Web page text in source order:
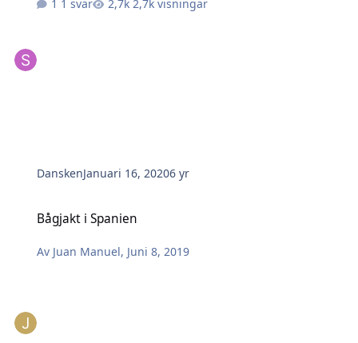
1 svar 2,7k visningar
DanskenJanuari 16, 20206 yr
Bågjakt i Spanien
Av Juan Manuel, Juni 8, 2019